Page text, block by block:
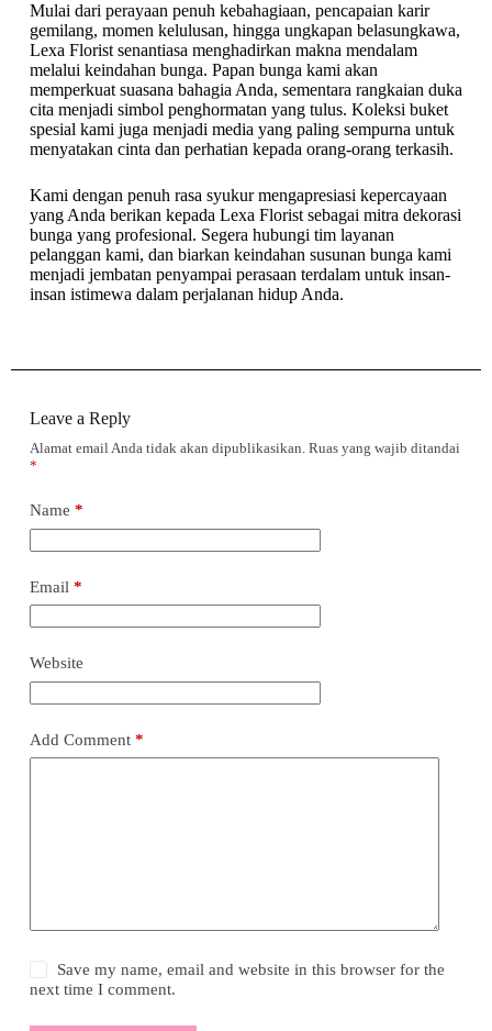
Mulai dari perayaan penuh kebahagiaan, pencapaian karir
gemilang, momen kelulusan, hingga ungkapan belasungkawa,
Lexa Florist senantiasa menghadirkan makna mendalam
melalui keindahan bunga. Papan bunga kami akan
memperkuat suasana bahagia Anda, sementara rangkaian duka
cita menjadi simbol penghormatan yang tulus. Koleksi buket
spesial kami juga menjadi media yang paling sempurna untuk
menyatakan cinta dan perhatian kepada orang-orang terkasih.
Kami dengan penuh rasa syukur mengapresiasi kepercayaan
yang Anda berikan kepada Lexa Florist sebagai mitra dekorasi
bunga yang profesional. Segera hubungi tim layanan
pelanggan kami, dan biarkan keindahan susunan bunga kami
menjadi jembatan penyampai perasaan terdalam untuk insan-
insan istimewa dalam perjalanan hidup Anda.
Leave a Reply
Alamat email Anda tidak akan dipublikasikan. Ruas yang wajib ditandai
*
Name *
Email *
Website
Add Comment*
Save my name, email and website in this browser for the
next time I comment.